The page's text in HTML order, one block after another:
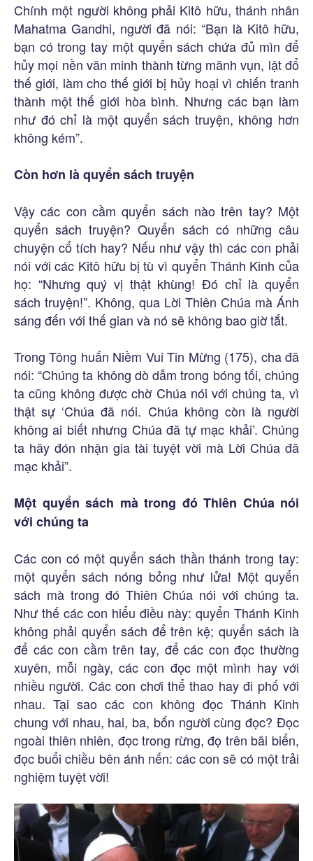
Chính một người không phải Kitô hữu, thánh nhân
Mahatma Gandhi, người đã nói: “Bạn là Kitô hữu,
bạn có trong tay một quyển sách chứa đủ mìn để
hủy mọi nền văn minh thành từng mãnh vụn, lật đổ
thế giới, làm cho thế giới bị hủy hoại vì chiến tranh
thành một thế giới hòa bình. Nhưng các bạn làm
như đó chỉ là một quyển sách truyện, không hơn
không kém”.
Còn hơn là quyển sách truyện
Vậy các con cầm quyển sách nào trên tay? Một
quyển sách truyện? Quyển sách có những câu
chuyện cổ tích hay? Nếu như vậy thì các con phải
nói với các Kitô hữu bị tù vì quyển Thánh Kinh của
họ: “Nhưng quý vị thật khùng! Đó chỉ là quyển
sách truyện!”. Không, qua Lời Thiên Chúa mà Ánh
sáng đến với thế gian và nó sẽ không bao giờ tắt.
Trong Tông huấn Niềm Vui Tin Mừng (175), cha đã
nói: “Chúng ta không dò dẫm trong bóng tối, chúng
ta cũng không được chờ Chúa nói với chúng ta, vì
thật sự ‘Chúa đã nói. Chúa không còn là người
không ai biết nhưng Chúa đã tự mạc khải’. Chúng
ta hãy đón nhận gia tài tuyệt vời mà Lời Chúa đã
mạc khải”.
Một quyển sách mà trong đó Thiên Chúa nói
với chúng ta
Các con có một quyển sách thần thánh trong tay:
một quyển sách nóng bỏng như lửa! Một quyển
sách mà trong đó Thiên Chúa nói với chúng ta.
Như thế các con hiểu điều này: quyển Thánh Kinh
không phải quyển sách để trên kệ; quyển sách là
để các con cầm trên tay, để các con đọc thường
xuyên, mỗi ngày, các con đọc một mình hay với
nhiều người. Các con chơi thể thao hay đi phố với
nhau. Tại sao các con không đọc Thánh Kinh
chung với nhau, hai, ba, bốn người cùng đọc? Đọc
ngoài thiên nhiên, đọc trong rừng, đọ trên bãi biển,
đọc buổi chiều bên ánh nến: các con sẽ có một trải
nghiệm tuyệt vời!